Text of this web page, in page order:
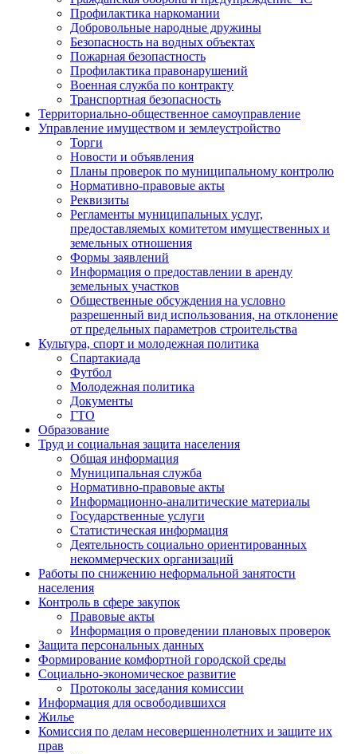
Профилактика наркомании
Добровольные народные дружины
Безопасность на водных объектах
Пожарная безопастность
Профилактика правонарушений
Военная служба по контракту
Транспортная безопасность
Территориально-общественное самоуправление
Управление имуществом и землеустройство
Торги
Новости и объявления
Планы проверок по муниципальному контролю
Нормативно-правовые акты
Реквизиты
Регламенты муниципальных услуг,
предоставляемых комитетом имущественных и
земельных отношения
Формы заявлений
Информация о предоставлении в аренду
земельных участков
Общественные обсуждения на условно
разрешенный вид использования, на отклонение
от предельных параметров строительства
Культура, спорт и молодежная политика
Спартакиада
Футбол
Молодежная политика
Документы
ГТО
Образование
Труд и социальная защита населения
Общая информация
Муниципальная служба
Нормативно-правовые акты
Информационно-аналитические материалы
Государственные услуги
Статистическая информация
Деятельность социально ориентированных
некоммерческих организаций
Работы по снижению неформальной занятости
населения
Контроль в сфере закупок
Правовые акты
Информация о проведении плановых проверок
Защита персональных данных
Формирование комфортной городской среды
Социально-экономическое развитие
Протоколы заседания комиссии
Информация для освободившихся
Жилье
Комиссия по делам несовершеннолетних и защите их
прав